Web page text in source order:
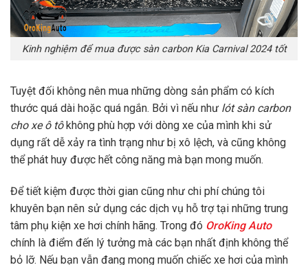
Kinh nghiệm để mua được sàn carbon Kia Carnival 2024 tốt
Tuyệt đối không nên mua những dòng sản phẩm có kích
thước quá dài hoặc quá ngắn. Bởi vì nếu như lót sàn carbon
cho xe ô tôkhông phù hợp với dòng xe của mình khi sử
dụng rất dễ xảy ra tình trạng như bị xô lệch, và cũng không
thể phát huy được hết công năng mà bạn mong muốn.
Để tiết kiệm được thời gian cũng như chi phí chúng tôi
khuyên bạn nên sử dụng các dịch vụ hỗ trợ tại những trung
tâm phụ kiện xe hơi chính hãng. Trong đó OroKing Auto
chính là điểm đến lý tưởng mà các bạn nhất định không thể
bỏ lỡ. Nếu bạn vẫn đang mong muốn chiếc xe hơi của mình